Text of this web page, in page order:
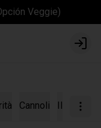
Veggie)
Login
Cannoli Il Kit